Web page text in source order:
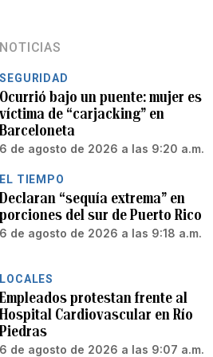
NOTICIAS
SEGURIDAD
Ocurrió bajo un puente: mujer es
víctima de “carjacking” en
Barceloneta
6 de agosto de 2026 a las 9:20 a.m.
EL TIEMPO
Declaran “sequía extrema” en
porciones del sur de Puerto Rico
6 de agosto de 2026 a las 9:18 a.m.
LOCALES
Empleados protestan frente al
Hospital Cardiovascular en Río
Piedras
6 de agosto de 2026 a las 9:07 a.m.